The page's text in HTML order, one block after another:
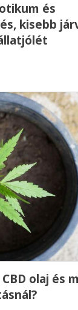
és
kisebb
olaj és